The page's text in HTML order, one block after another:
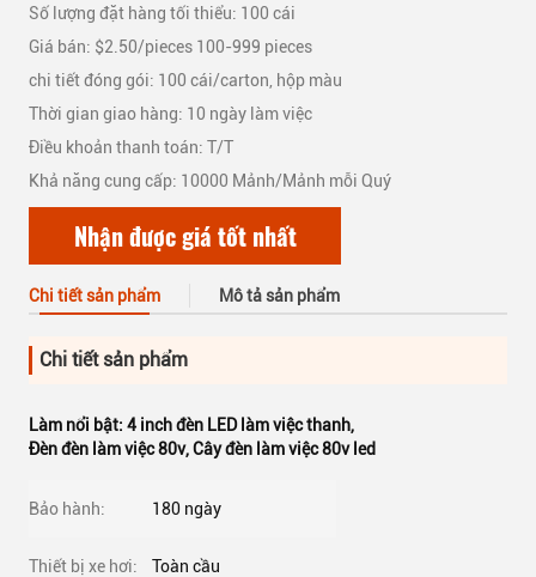
Số lượng đặt hàng tối thiểu: 100 cái
Giá bán: $2.50/pieces 100-999 pieces
chi tiết đóng gói: 100 cái/carton, hộp màu
Thời gian giao hàng: 10 ngày làm việc
Điều khoản thanh toán: T/T
Khả năng cung cấp: 10000 Mảnh/Mảnh mỗi Quý
Nhận được giá tốt nhất
Chi tiết sản phẩm Mô tả sản phẩm
Chi tiết sản phẩm
Làm nổi bật: 4 inch đèn LED làm việc thanh,
Đèn đèn làm việc 80v,Cây đèn làm việc 80v led
Bảo hành: 180 ngày
Thiết bị xe hơi: Toàn cầu